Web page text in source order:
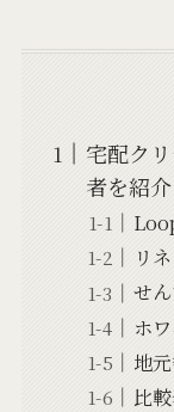
宅配ク
者を紹介
リ
せ
ホ
地
比